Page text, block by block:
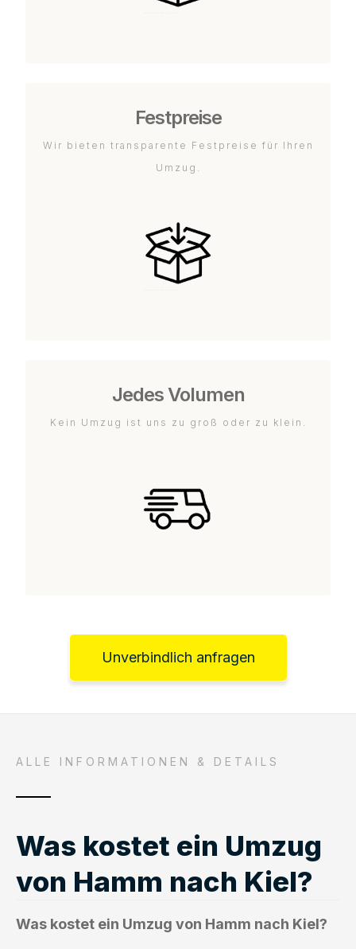
Festpreise
Wir bieten transparente Festpreise für Ihren
Umzug.
Jedes Volumen
Kein Umzug ist uns zu groß oder zu klein.
Unverbindlich anfragen
ALLE INFORMATIONEN & DETAILS
Was kostet ein Umzug
von Hamm nach Kiel?
Was kostet ein Umzug von Hamm nach Kiel?